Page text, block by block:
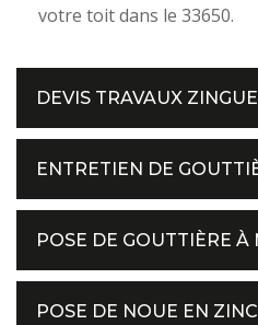
votre toit dans le 33650.
DEVIS TRAVAUX
ENTRETIEN DE
POSE DE GOUTTIÈRE
POSE DE NOUE EN